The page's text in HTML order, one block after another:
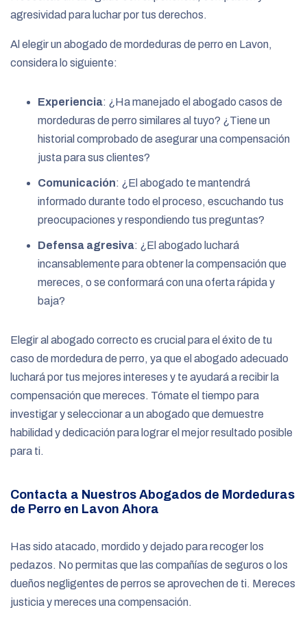
agresividad para luchar por tus derechos.
Al elegir un abogado de mordeduras de perro en Lavon,
considera lo siguiente:
Experiencia: ¿Ha manejado el abogado casos de
mordeduras de perro similares al tuyo? ¿Tiene un
historial comprobado de asegurar una compensación
justa para sus clientes?
Comunicación: ¿El abogado te mantendrá
informado durante todo el proceso, escuchando tus
preocupaciones y respondiendo tus preguntas?
Defensa agresiva: ¿El abogado luchará
incansablemente para obtener la compensación que
mereces, o se conformará con una oferta rápida y
baja?
Elegir al abogado correcto es crucial para el éxito de tu
caso de mordedura de perro, ya que el abogado adecuado
luchará por tus mejores intereses y te ayudará a recibir la
compensación que mereces. Tómate el tiempo para
investigar y seleccionar a un abogado que demuestre
habilidad y dedicación para lograr el mejor resultado posible
para ti.
Contacta a Nuestros Abogados de Mordeduras
de Perro en Lavon Ahora
Has sido atacado, mordido y dejado para recoger los
pedazos. No permitas que las compañías de seguros o los
dueños negligentes de perros se aprovechen de ti. Mereces
justicia y mereces una compensación.